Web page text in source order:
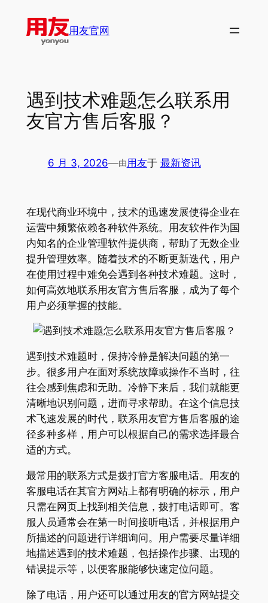
用友官网
遇到技术难题怎么联系用
友官方售后客服？
6 月 3, 2026—由用友于 最新资讯
在现代商业环境中，技术的迅速发展使得企业在
运营中频繁依赖各种软件系统。用友软件作为国
内知名的企业管理软件提供商，帮助了无数企业
提升管理效率。随着技术的不断更新迭代，用户
在使用过程中难免会遇到各种技术难题。这时，
如何高效地联系用友官方售后客服，成为了每个
用户必须掌握的技能。
遇到技术难题时，保持冷静是解决问题的第一
步。很多用户在面对系统故障或操作不当时，往
往会感到焦虑和无助。冷静下来后，我们就能更
清晰地识别问题，进而寻求帮助。在这个信息技
术飞速发展的时代，联系用友官方售后客服的途
径多种多样，用户可以根据自己的需求选择最合
适的方式。
最常用的联系方式是拨打官方客服电话。用友的
客服电话在其官方网站上都有明确的标示，用户
只需在网页上找到相关信息，拨打电话即可。客
服人员通常会在第一时间接听电话，并根据用户
所描述的问题进行详细询问。用户需要尽量详细
地描述遇到的技术难题，包括操作步骤、出现的
错误提示等，以便客服能够快速定位问题。
除了电话，用户还可以通过用友的官方网站提交